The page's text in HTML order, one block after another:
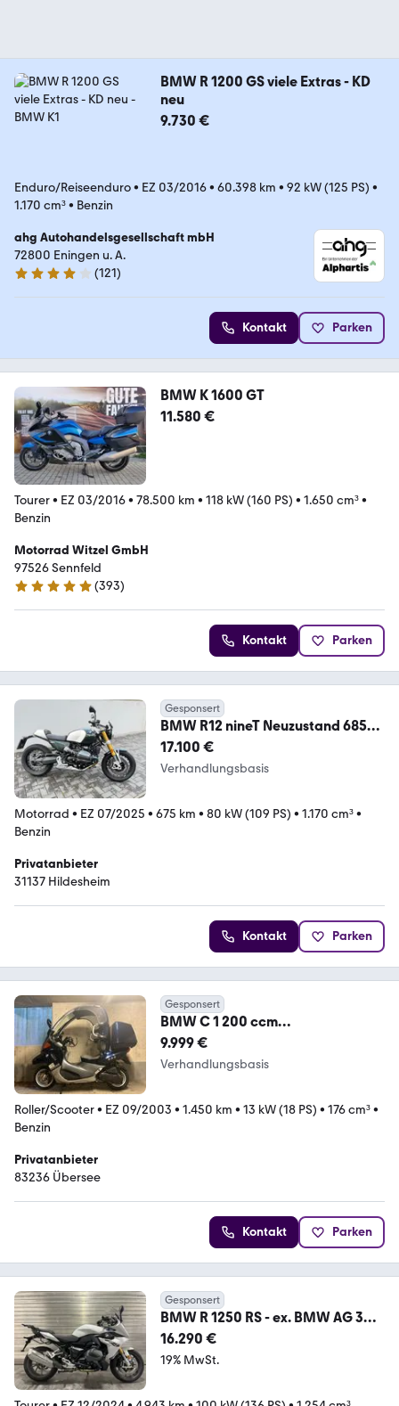
BMW R 1200 GS viele Extras - KD
neu
9.730 €
Enduro/Reiseenduro• EZ 03/2016• 60.398 km • 92 kW (125 PS) •
1.170 cm³• Benzin
ahg Autohandelsgesellschaft mbH
72800 Eningen u. A.
4.2 Sterne
(121)
Kontakt Parken
BMW K 1600 GT
11.580 €
Tourer• EZ 03/2016• 78.500 km • 118 kW (160 PS) • 1.650 cm³•
Benzin
Motorrad Witzel GmbH
97526 Sennfeld
4.8 Sterne
(393)
Kontakt Parken
Gesponsert
BMW R12 nineT Neuzustand 685
km Vollausst.21.300 NP
17.100 €
Verhandlungsbasis
Motorrad • EZ 07/2025 • 675 km • 80 kW (109 PS) • 1.170 cm³•
Benzin
Privatanbieter
31137 Hildesheim
Kontakt Parken
Gesponsert
BMW C 1 200 ccm
Dunkelblaumetallic ABS Koffer
Windpa
9.999 €
Verhandlungsbasis
Roller/Scooter• EZ 09/2003 • 1.450 km • 13 kW (18 PS) • 176 cm³•
Benzin
Privatanbieter
83236 Übersee
Kontakt Parken
Gesponsert
BMW R 1250 RS - ex. BMW AG 3
Pakete, wenig KM
16.290 €
19% MwSt.